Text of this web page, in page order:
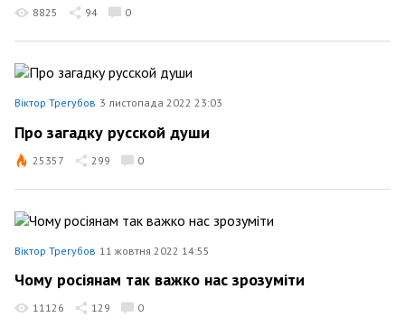
8825 94 0
Віктор Трегубов 3 листопада 2022 23:03
Про загадку русской души
25357 299 0
Віктор Трегубов 11 жовтня 2022 14:55
Чому росіянам так важко нас зрозуміти
11126 129 0